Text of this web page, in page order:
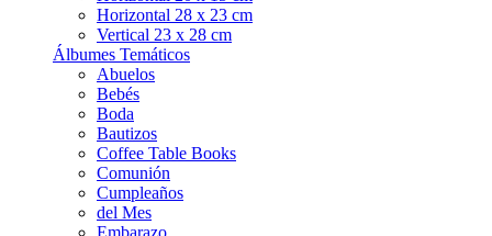
Horizontal 28 x 23 cm
Vertical 23 x 28 cm
Álbumes Temáticos
Abuelos
Bebés
Boda
Bautizos
Coffee Table Books
Comunión
Cumpleaños
del Mes
Embarazo